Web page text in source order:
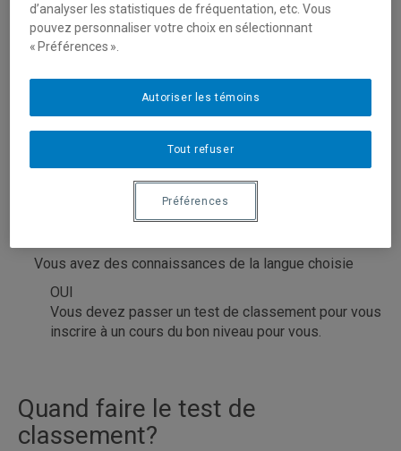
Nous n'offrons pas de cours de niveau débutant en
anglais ou en français, vous devez passer un test
classement.
Vous n'avez aucune connaissance de la langue choisie
(autre que l'anglais et le français)
Vous n'avez pas à passer un test de classement,
vous vous inscrivez directement à un cours de
Vous avez des connaissances de la langue choisie
OUI
Vous devez passer un test de classement pour vous
inscrire à un cours du bon niveau pour vous.
Quand faire le test de
classement?
d’analyser les statistiques de fréquentation, etc. Vous
pouvez personnaliser votre choix en sélectionnant
« Préférences ».
Tout refuser
Autoriser les témoins
Préférences